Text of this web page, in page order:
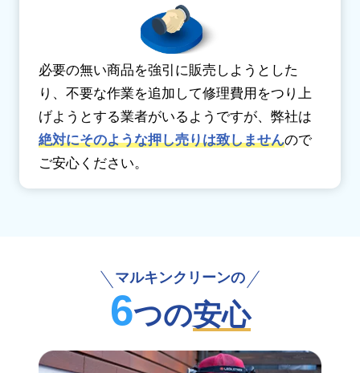
必要の無い商品を強引に販売しようとした
り、不要な作業を追加して修理費用をつり上
げようとする業者がいるようですが、弊社は
絶対にそのような押し売りは致しませんので
ご安心ください。
マルキンクリーンの
6つの安心